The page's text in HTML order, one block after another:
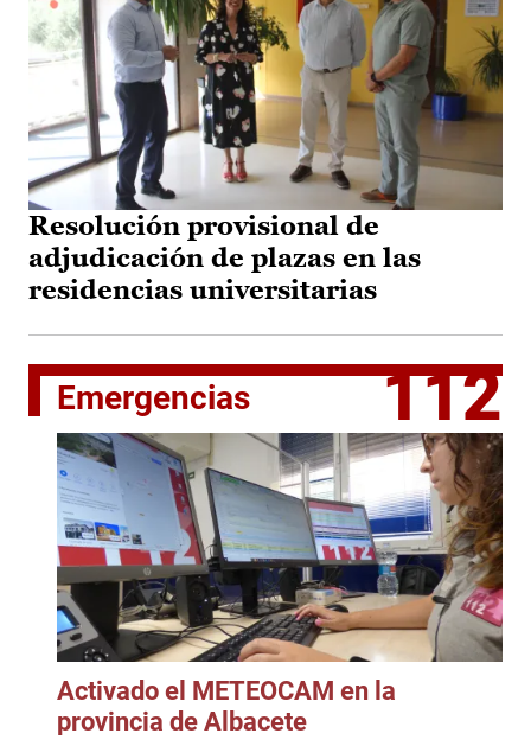
Resolución provisional de
adjudicación de plazas en las
residencias universitarias
Emergencias 112
Activado el METEOCAM en la
provincia de Albacete